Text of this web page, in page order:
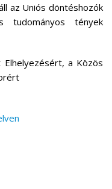
az Uniós döntéshozók
tudományos tények
a Közös